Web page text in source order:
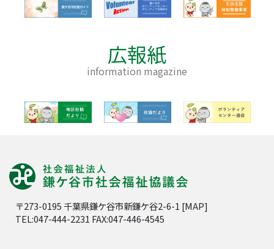
広報紙
information magazine
〒273-0195 千葉県鎌ケ谷市新鎌ケ谷2-6-1 [MAP]
TEL:047-444-2231 FAX:047-446-4545